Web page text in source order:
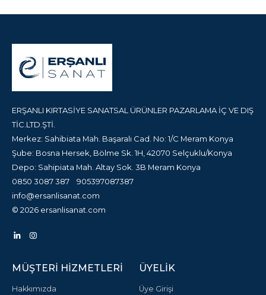
ERŞANLI KIRTASİYE SANATSAL ÜRÜNLER PAZARLAMA İÇ VE DIŞ
TİC.LTD.ŞTİ.
Merkez: Sahibiata Mah. Başaralı Cad. No: 1/C Meram Konya
Şube: Bosna Hersek, Bölme Sk. 1H, 42070 Selçuklu/Konya
Depo: Sahipiata Mah. Altay Sok. 3B Meram Konya
0850 3087 387
905397087387
info@ersanlisanat.com
© 2026 ersanlisanat.com
MÜŞTERI HIZMETLERI
Hakkımızda
ÜYELIK
Üye Girişi